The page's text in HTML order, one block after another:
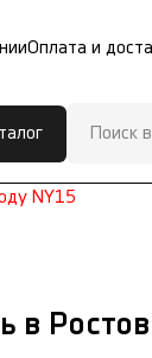
Оплата и
NY15
в